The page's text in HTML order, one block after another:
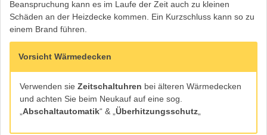
Beanspruchung kann es im Laufe der Zeit auch zu kleinen
Schäden an der Heizdecke kommen. Ein Kurzschluss kann so zu
einem Brand führen.
Vorsicht Wärmedecken
Verwenden sie Zeitschaltuhren bei älteren Wärmedecken
und achten Sie beim Neukauf auf eine sog.
Abschaltautomatik“ & „ Überhitzungsschutz